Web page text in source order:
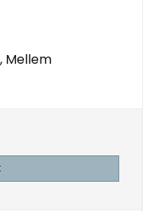
Mellem